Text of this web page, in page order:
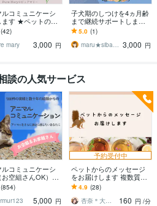
ルコミュニケーシ
ます ★ペットの気
さしくお伝えし
(42)
mary
3,000 円
子犬期のしつけを4ヵ月齢
まで継続サポートします
行動専門獣医師によるオ
ーダーメイドのしつけ相
談室です。
5.0 (1)
maru★siba 行動専門獣医師 3,000 円
談の人気サービス
ルコミュニケーシ
お空組さんOK）し
切な動物の気持ち
読み取り文章に
届けします
(854)
5,000 円
予約受付中
ペットからのメッセージ
をお届けします 複数質問
したい、ニュアンスもし
っかり感じ取りたい方に
お勧め
4.9 (28)
杏奈＊大切なメッセージをあなたに＊
160 円 /分